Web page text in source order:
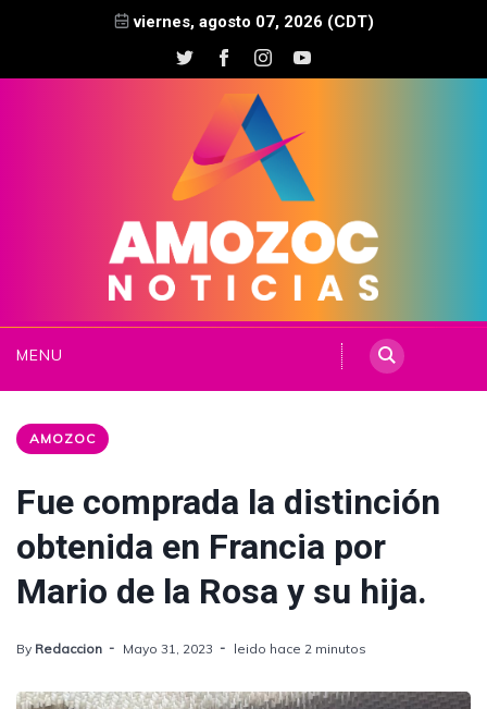
viernes, agosto 07, 2026 (CDT)
MENU
AMOZOC
Fue comprada la distinción
obtenida en Francia por
Mario de la Rosa y su hija.
By Redaccion Mayo 31, 2023 leido hace 2 minutos